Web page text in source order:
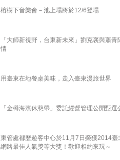
榕樹下音樂會－池上場將於12/6登場
「大師新視野，台東新未來」劉克襄與蕭
情
用臺東在地餐桌美味，走入臺東漫旅世界
「金樽海濱休憩帶」委託經營管理公開甄選
東管處都歷遊客中心於11月7日榮獲2014
網路最佳人氣獎等大獎！歡迎相約來玩～